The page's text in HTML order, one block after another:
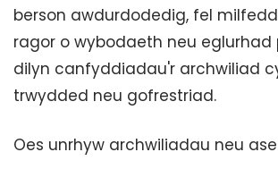
berson awdurdodedig, fel
ragor o wybodaeth neu eglurhad
dilyn canfyddiadau'r archwiliad
trwydded neu gofrestriad.
Oes unrhyw archwiliadau neu